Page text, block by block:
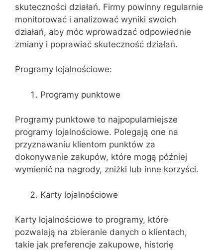
skuteczności działań. Firmy powinny regularnie
monitorować i analizować wyniki swoich
działań, aby móc wprowadzać odpowiednie
zmiany i poprawiać skuteczność działań.
Programy lojalnościowe:
Programy punktowe
Programy punktowe to najpopularniejsze
programy lojalnościowe. Polegają one na
przyznawaniu klientom punktów za
dokonywanie zakupów, które mogą później
wymienić na nagrody, zniżki lub inne korzyści.
Karty lojalnościowe
Karty lojalnościowe to programy, które
pozwalają na zbieranie danych o klientach,
takie jak preferencje zakupowe, historię